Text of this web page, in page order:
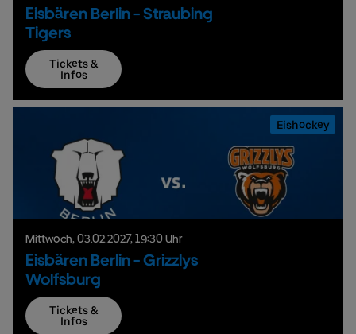
Eisbären Berlin - Straubing
Tigers
Tickets &
Infos
Eishockey
Mittwoch,03.02.2027,19:30 Uhr
Eisbären Berlin - Grizzlys
Wolfsburg
Tickets &
Infos